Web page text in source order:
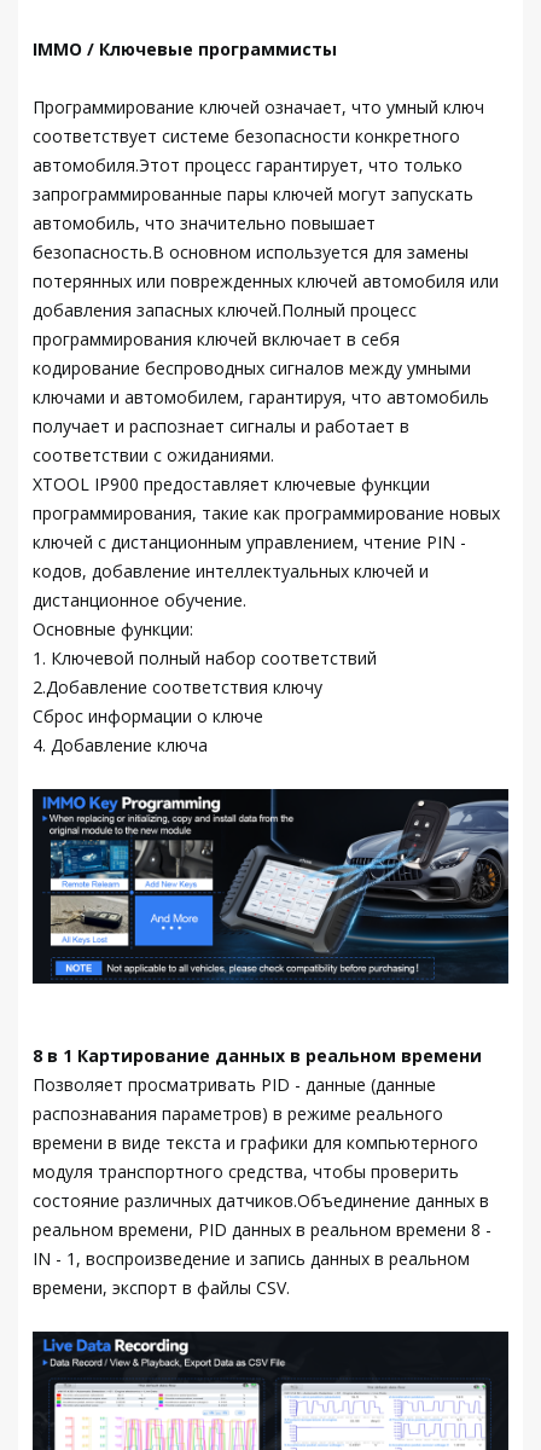
IMMO / Ключевые программисты
Программирование ключей означает, что умный ключ
соответствует системе безопасности конкретного
автомобиля.Этот процесс гарантирует, что только
запрограммированные пары ключей могут запускать
автомобиль, что значительно повышает
безопасность.В основном используется для замены
потерянных или поврежденных ключей автомобиля или
добавления запасных ключей.Полный процесс
программирования ключей включает в себя
кодирование беспроводных сигналов между умными
ключами и автомобилем, гарантируя, что автомобиль
получает и распознает сигналы и работает в
соответствии с ожиданиями.
XTOOL IP900 предоставляет ключевые функции
программирования, такие как программирование новых
ключей с дистанционным управлением, чтение PIN -
кодов, добавление интеллектуальных ключей и
дистанционное обучение.
Основные функции:
1. Ключевой полный набор соответствий
2.Добавление соответствия ключу
Сброс информации о ключе
4. Добавление ключа
8 в 1 Картирование данных в реальном времени
Позволяет просматривать PID - данные (данные
распознавания параметров) в режиме реального
времени в виде текста и графики для компьютерного
модуля транспортного средства, чтобы проверить
состояние различных датчиков.Объединение данных в
реальном времени, PID данных в реальном времени 8 -
IN - 1, воспроизведение и запись данных в реальном
времени, экспорт в файлы CSV.